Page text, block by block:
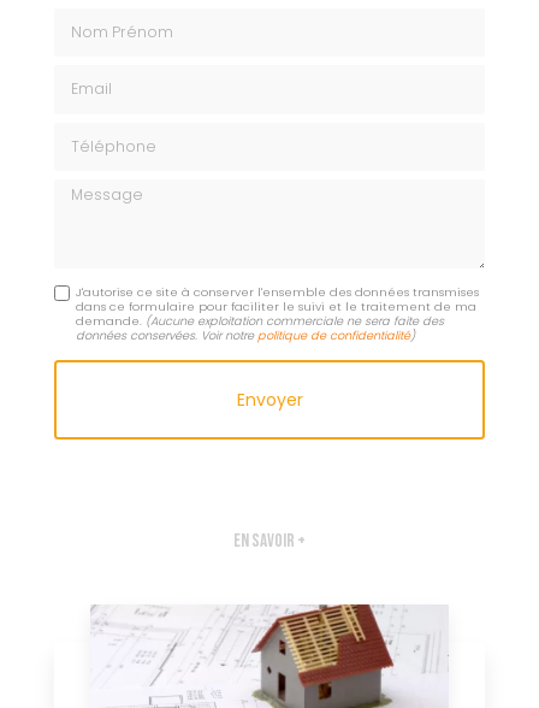
Message
J'autorise ce site à conserver l'ensemble des données transmises
dans ce formulaire pour faciliter le suivi et le traitement de ma
demande. (Aucune exploitation commerciale ne sera faite des
données conservées. Voir notrepolitique de confidentialité)
En savoir +